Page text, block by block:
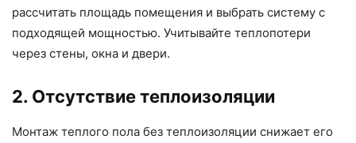
рассчитать площадь помещения и выбрать систему с
подходящей мощностью. Учитывайте теплопотери
через стены, окна и двери.
2. Отсутствие теплоизоляции
Монтаж теплого пола без теплоизоляции снижает его